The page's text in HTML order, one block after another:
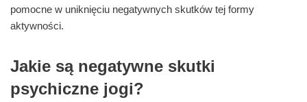
pomocne w uniknięciu negatywnych skutków tej formy
aktywności.
Jakie są negatywne skutki
psychiczne jogi?